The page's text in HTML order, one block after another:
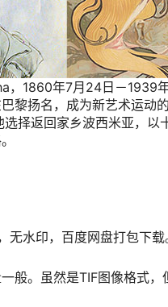
1860年7月24日－1939
黎扬名，成为新艺术运
择返回家乡波西米亚，
水印，百度网盘打包下载
般。虽然是TIF图像格式，